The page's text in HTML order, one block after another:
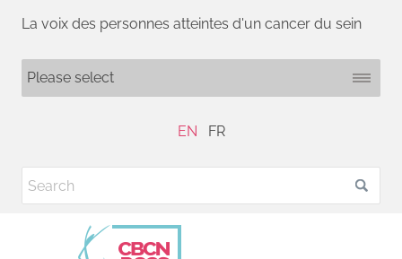
La voix des personnes atteintes d'un cancer du sein
EN FR